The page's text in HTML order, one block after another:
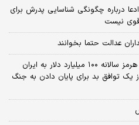
درباره چگونگی شناسایی پدرش برای
نیست
عدالت حتما بخوانند
توافق پیشنهادی برای بازگشایی تنگه هرمز سالانه ۱۰۰ میلیارد دلار به ایران
یک توافق بد برای پایان دادن به جنگ